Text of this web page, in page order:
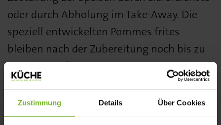
Zustimmung Details Über Cookies
oder durch Abholung im Take-Away. Die
speziell entwickelten Pommes frites
bleiben nach der Zubereitung noch bis zu
20 Minuten knusprig und warm. So ist es
bei Lieferungen möglich den Kunden, statt
labbriger, kalter Pommes frites, ein
hervorragendes Liefererlebnis zu bieten.